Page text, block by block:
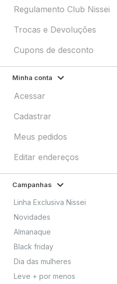
Regulamento Club Nissei
Trocas e Devoluções
Cupons de desconto
Minha conta
Acessar
Cadastrar
Meus pedidos
Editar endereços
Campanhas
Linha Exclusiva Nissei
Novidades
Almanaque
Black friday
Dia das mulheres
Leve + por menos